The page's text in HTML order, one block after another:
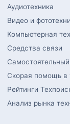
Аудиотехника
Видео и
Компьютерная
Средства связи
Скорая помощь в
Рейтинги
Анализ рынка